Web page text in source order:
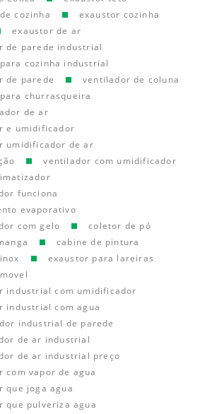
cozinha
exaustor cozinha
exaustor de ar
de parede industrial
cozinha industrial
de parede
ventilador de coluna
churrasqueira
de ar
e umidificador
umidificador de ar
ventilador com umidificador
funciona
evaporativo
com gelo
coletor de pó
cabine de pintura
exaustor para lareiras
industrial com umidificador
industrial com agua
industrial de parede
de ar industrial
de ar industrial preço
com vapor de agua
que joga agua
que pulveriza agua